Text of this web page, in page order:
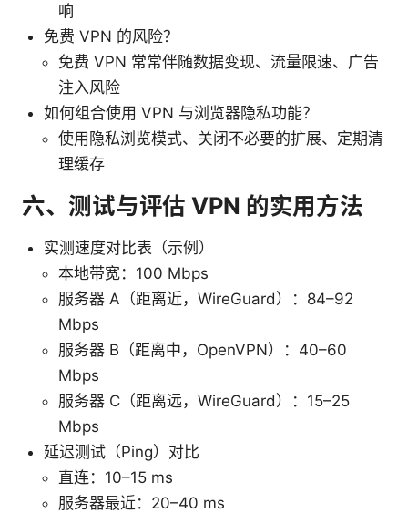
响
免费 VPN 的风险？
免费 VPN 常常伴随数据变现、流量限速、广告
注入风险
如何组合使用 VPN 与浏览器隐私功能？
使用隐私浏览模式、关闭不必要的扩展、定期清
理缓存
六、测试与评估 VPN 的实用方法
实测速度对比表（示例）
本地带宽：100 Mbps
服务器 A（距离近，WireGuard）：84–92
Mbps
服务器 B（距离中，OpenVPN）：40–60
Mbps
服务器 C（距离远，WireGuard）：15–25
Mbps
延迟测试（Ping）对比
直连：10–15 ms
服务器最近：20–40 ms